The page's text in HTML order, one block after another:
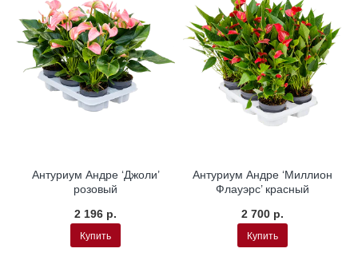
Антуриум Андре ‘Джоли’
розовый
2 196 р.
Купить
Антуриум Андре ‘Миллион
Флауэрс’ красный
2 700 р.
Купить